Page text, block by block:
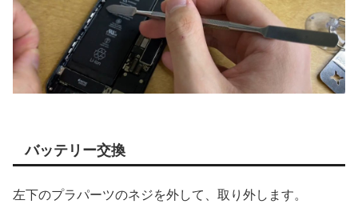
バッテリー交換
左下のプラパーツのネジを外して、取り外します。